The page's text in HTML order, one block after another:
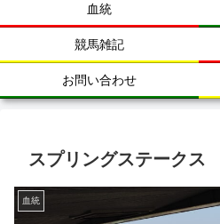
血統
競馬雑記
お問い合わせ
スプリングステーク
血統